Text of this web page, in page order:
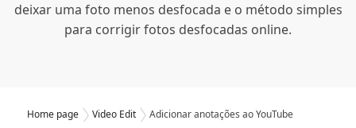
deixar uma foto menos desfocada e o método simples
para corrigir fotos desfocadas online.
Home page Video Edit Adicionar anotações ao YouTube